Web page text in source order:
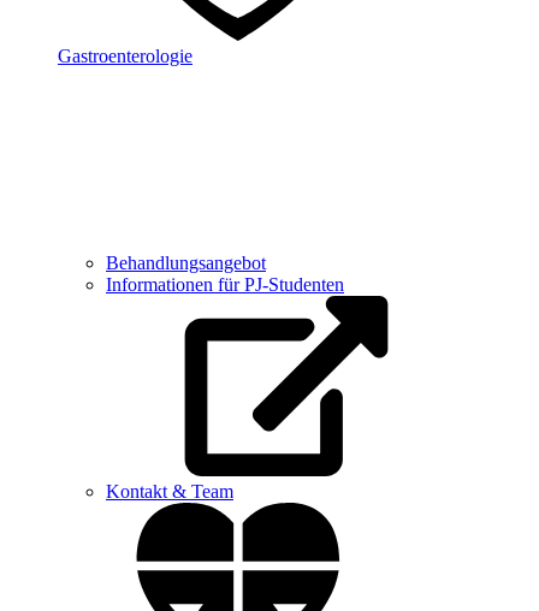
Gastroenterologie
Behandlungsangebot
Informationen für PJ-Studenten
Kontakt & Team